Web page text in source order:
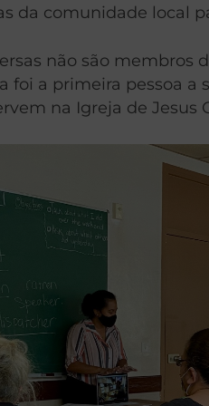
da comunidade local
não são
foi a primeira pessoa
na Igreja de